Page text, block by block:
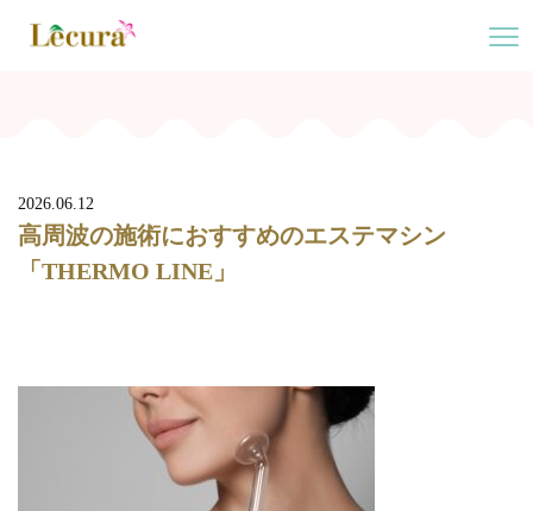
2026.06.12
高周波の施術におすすめのエステマシン
「THERMO LINE」